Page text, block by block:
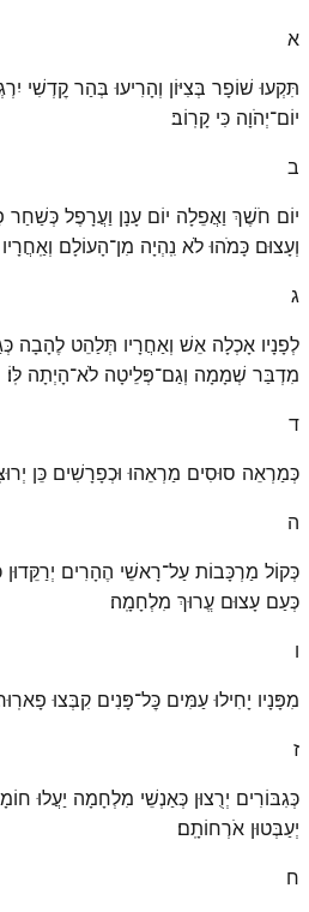
א
תִּקְעוּ שׁוֹפָר בְּצִיּוֹן וְהָרִיעוּ בְּהַר קׇדְשִׁי
יוֹם־יְהֹוָה כִּי קָרֽוֹב׃
ב
יוֹם חֹשֶׁךְ וַאֲפֵלָה יוֹם עָנָן וַעֲרָפֶל
וְעָצוּם כָּמֹהוּ לֹא נִֽהְיָה מִן־הָעוֹלָם וְאַֽחֲרָיו
ג
לְפָנָיו אָכְלָה אֵשׁ וְאַחֲרָיו תְּלַהֵט לֶהָבָה
מִדְבַּר שְׁמָמָה וְגַם־פְּלֵיטָה לֹא־הָיְתָה לּֽוֹ׃
ד
כְּמַרְאֵה סוּסִים מַרְאֵהוּ וּכְפָרָשִׁים כֵּן
ה
כְּקוֹל מַרְכָּבוֹת עַל־רָאשֵׁי הֶהָרִים
כְּעַם עָצוּם עֱרוּךְ מִלְחָמָֽה׃
ו
מִפָּנָיו יָחִילוּ עַמִּים כׇּל־פָּנִים קִבְּצוּ
ז
כְּגִבּוֹרִים יְרֻצוּן כְּאַנְשֵׁי מִלְחָמָה יַעֲלוּ
יְעַבְּטוּן אֹרְחוֹתָֽם׃
ח